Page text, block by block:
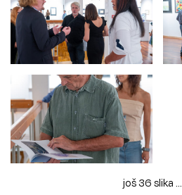
još 36 slika ...